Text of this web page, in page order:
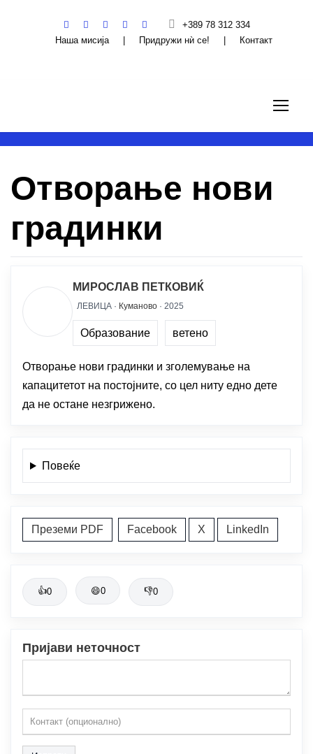
+389 78 312 334
Наша мисија
Придружи нѝ се! Контакт
Отворање нови
градинки
МИРОСЛАВ ПЕТКОВИЌ
ЛЕВИЦА · Куманово · 2025
Образование ветено
Отворање нови градинки и зголемување на
капацитетот на постојните, со цел ниту едно дете
да не остане незгрижено.
Повеќе
Преземи PDF Facebook X LinkedIn
👍0 😄0 👎0
Пријави неточност